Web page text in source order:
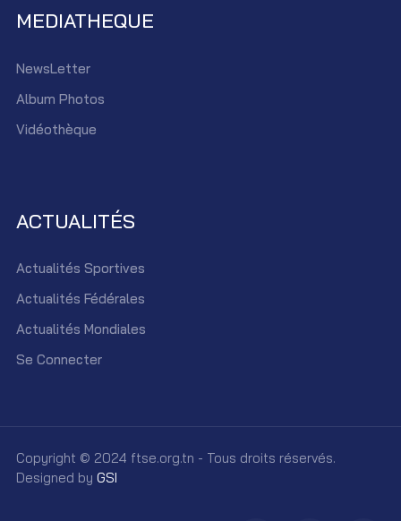
MEDIATHEQUE
NewsLetter
Album Photos
Vidéothèque
ACTUALITÉS
Actualités Sportives
Actualités Fédérales
Actualités Mondiales
Se Connecter
Copyright © 2024 ftse.org.tn - Tous droits réservés.
Designed by GSI